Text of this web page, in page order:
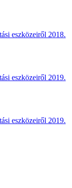
eszközeiről 2018.
eszközeiről 2019.
eszközeiről 2019.